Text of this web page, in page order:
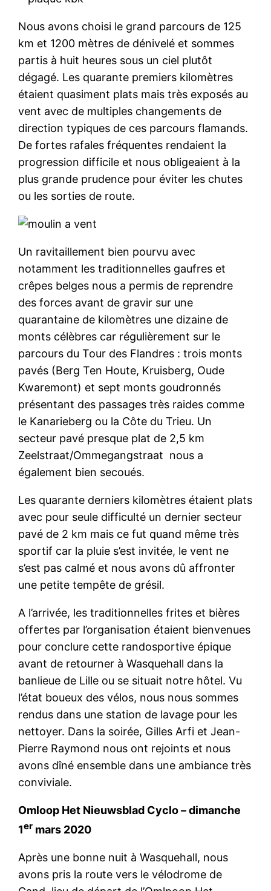
Nous avons choisi le grand parcours de 125
km et 1200 mètres de dénivelé et sommes
partis à huit heures sous un ciel plutôt
dégagé. Les quarante premiers kilomètres
étaient quasiment plats mais très exposés au
vent avec de multiples changements de
direction typiques de ces parcours flamands.
De fortes rafales fréquentes rendaient la
progression difficile et nous obligeaient à la
plus grande prudence pour éviter les chutes
ou les sorties de route.
Un ravitaillement bien pourvu avec
notamment les traditionnelles gaufres et
crêpes belges nous a permis de reprendre
des forces avant de gravir sur une
quarantaine de kilomètres une dizaine de
monts célèbres car régulièrement sur le
parcours du Tour des Flandres : trois monts
pavés (Berg Ten Houte, Kruisberg, Oude
Kwaremont) et sept monts goudronnés
présentant des passages très raides comme
le Kanarieberg ou la Côte du Trieu. Un
secteur pavé presque plat de 2,5 km
Zeelstraat/Ommegangstraat nous a
également bien secoués.
Les quarante derniers kilomètres étaient plats
avec pour seule difficulté un dernier secteur
pavé de 2 km mais ce fut quand même très
sportif car la pluie s’est invitée, le vent ne
s’est pas calmé et nous avons dû affronter
une petite tempête de grésil.
A l’arrivée, les traditionnelles frites et bières
offertes par l’organisation étaient bienvenues
pour conclure cette randosportive épique
avant de retourner à Wasquehall dans la
banlieue de Lille ou se situait notre hôtel. Vu
l’état boueux des vélos, nous nous sommes
rendus dans une station de lavage pour les
nettoyer. Dans la soirée, Gilles Arfi et Jean-
Pierre Raymond nous ont rejoints et nous
avons dîné ensemble dans une ambiance très
conviviale.
Omloop Het Nieuwsblad Cyclo – dimanche
1er mars 2020
Après une bonne nuit à Wasquehall, nous
avons pris la route vers le vélodrome de